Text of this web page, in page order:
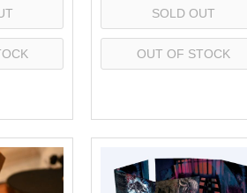
SOLD OUT
OUT OF STOCK